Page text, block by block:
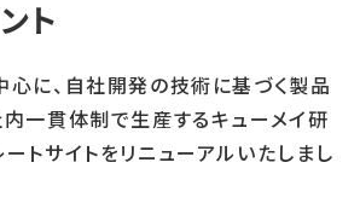
ト
に、自社開発の技術に基づく製品
一貫体制で生産するキューメイ研
トサイトをリニューアルいたしまし